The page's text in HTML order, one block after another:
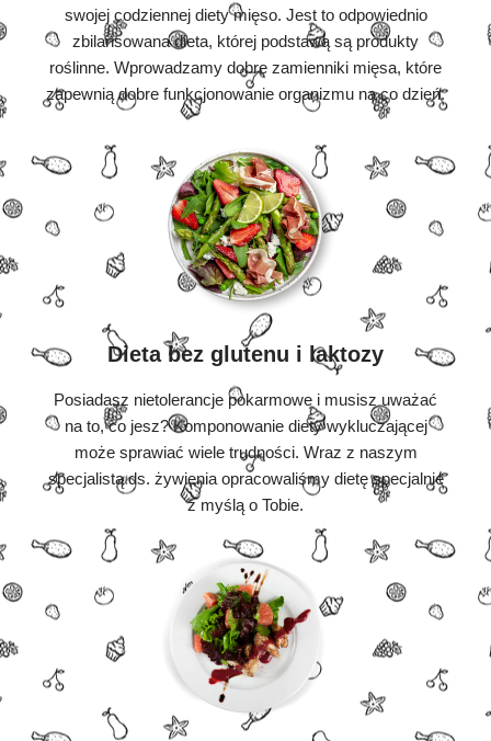
swojej codziennej diety mięso. Jest to odpowiednio
zbilansowana dieta, której podstawą są produkty
roślinne. Wprowadzamy dobre zamienniki mięsa, które
zapewnią dobre funkcjonowanie organizmu na co dzień.
Dieta bez glutenu i laktozy
Posiadasz nietolerancje pokarmowe i musisz uważać
na to, co jesz? Komponowanie diety wykluczającej
może sprawiać wiele trudności. Wraz z naszym
specjalistą ds. żywienia opracowaliśmy dietę specjalnie
z myślą o Tobie.